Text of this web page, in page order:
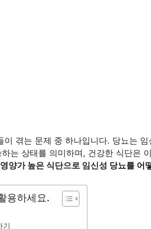
겪는 문제 중 하나입니다. 당뇨는
는 상태를 의미하며, 건강한 식단은
양가 높은 식단으로 임신성 당뇨를 어
용하세요.
기